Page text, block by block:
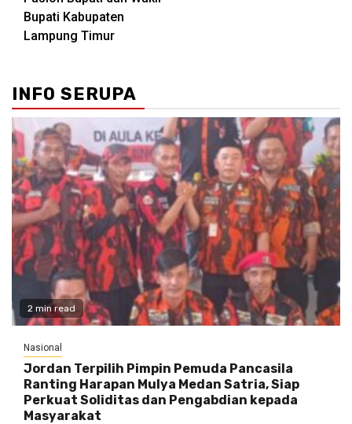
Bupati Kabupaten
Lampung Timur
INFO SERUPA
2 min read
Nasional
Jordan Terpilih Pimpin Pemuda Pancasila
Ranting Harapan Mulya Medan Satria, Siap
Perkuat Soliditas dan Pengabdian kepada
Masyarakat